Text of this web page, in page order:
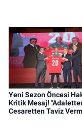
Yeni Sezon Öncesi
Kritik Mesaj!
Cesaretten Taviz